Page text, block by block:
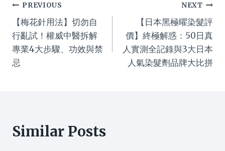
Post
navigation
PREVIOUS
【梅花針用法】切勿自
行亂試！權威中醫拆解
專業4大步驟、功效與禁
忌
NEXT
【日本黑極曜染髮評
價】終極解惑：50日真
人實測全記錄與3大日本
人氣染髮劑品牌大比拼
Similar Posts